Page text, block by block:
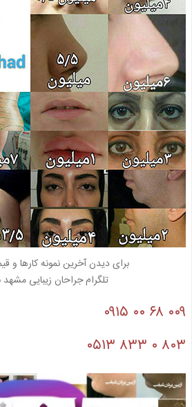
برای دیدن آخرین نمونه کارها و
تلگرام جراحان زیبایی مشهد
۰۰۹ ۶۸ ۰۰ ۰۹۱۵
۸۰۳ ۰ ۸۳۳ ۰۵۱۳